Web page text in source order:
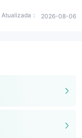
Atualizada： 2026-08-06